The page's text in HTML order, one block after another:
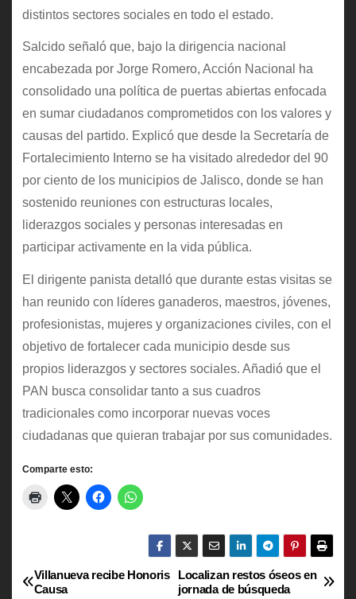
distintos sectores sociales en todo el estado.
Salcido señaló que, bajo la dirigencia nacional
encabezada por Jorge Romero, Acción Nacional ha
consolidado una política de puertas abiertas enfocada
en sumar ciudadanos comprometidos con los valores y
causas del partido. Explicó que desde la Secretaría de
Fortalecimiento Interno se ha visitado alrededor del 90
por ciento de los municipios de Jalisco, donde se han
sostenido reuniones con estructuras locales,
liderazgos sociales y personas interesadas en
participar activamente en la vida pública.
El dirigente panista detalló que durante estas visitas se
han reunido con líderes ganaderos, maestros, jóvenes,
profesionistas, mujeres y organizaciones civiles, con el
objetivo de fortalecer cada municipio desde sus
propios liderazgos y sectores sociales. Añadió que el
PAN busca consolidar tanto a sus cuadros
tradicionales como incorporar nuevas voces
ciudadanas que quieran trabajar por sus comunidades.
Comparte esto:
N
Localizan restos óseos en
jornada de búsqueda
Villanueva recibe Honoris
Causa